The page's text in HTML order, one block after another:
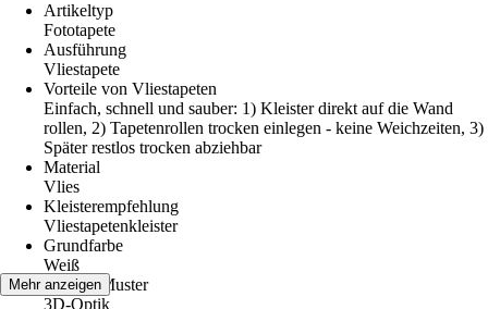
Artikeltyp
Fototapete
Ausführung
Vliestapete
Vorteile von Vliestapeten
Einfach, schnell und sauber: 1) Kleister direkt auf die Wand
rollen, 2) Tapetenrollen trocken einlegen - keine Weichzeiten, 3)
Später restlos trocken abziehbar
Material
Vlies
Kleisterempfehlung
Vliestapetenkleister
Grundfarbe
Weiß
Dekor / Muster
3D-Optik
Mehr anzeigen